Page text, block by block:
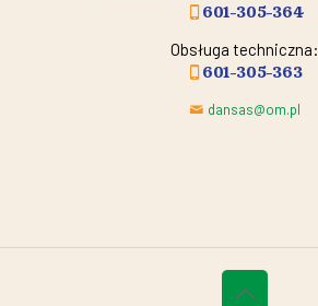
601-305-364
Obsługa techniczna:
601-305-363
dansas@om.pl